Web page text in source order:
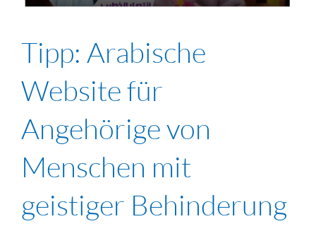
Tipp: Arabische
Website für
Angehörige von
Menschen mit
geistiger Behinderung